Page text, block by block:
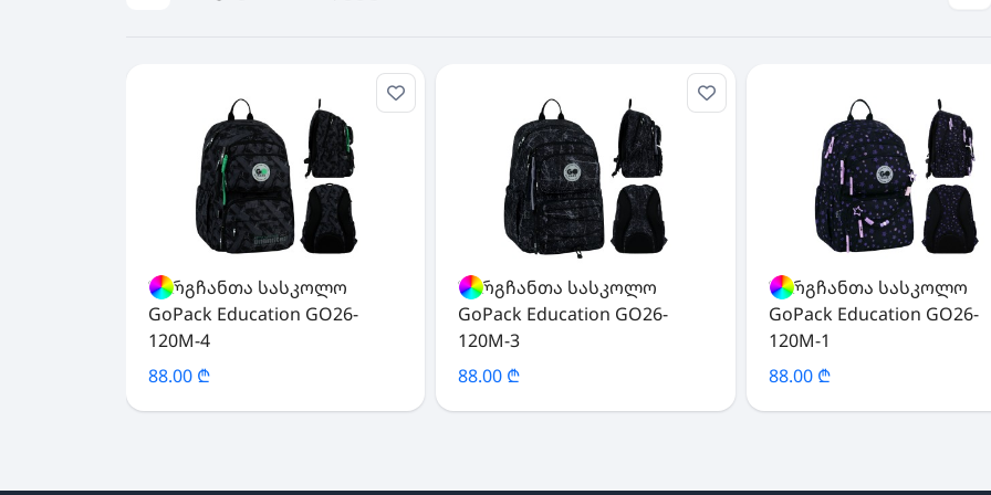
ზურგჩანთა სასკოლო
GoPack Education GO26-
120M-4
88.00 ₾
ზურგჩანთა სასკოლო
GoPack Education GO26-
120M-3
88.00 ₾
ზურგჩანთა სასკოლო
GoPack Education GO26-
120M-1
88.00 ₾